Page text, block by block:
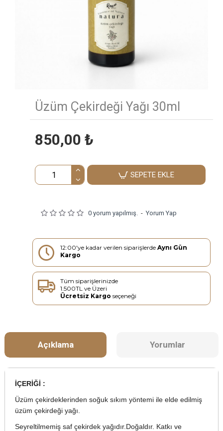
Üzüm Çekirdeği Yağı 30ml
0 yorum yapılmış. - Yorum Yap
850,00 ₺
SEPETE EKLE
12:00'ye kadar verilen siparişlerde Aynı Gün
Kargo
Tüm siparişlerinizde
1.500TL ve Üzeri
Ücretsiz Kargo seçeneği
Açıklama Yorumlar
İÇERİĞİ :
Üzüm çekirdeklerinden soğuk sıkım yöntemi ile elde edilmiş
üzüm çekirdeği yağı.
Seyreltilmemiş saf çekirdek yağıdır.Doğaldır. Katkı ve